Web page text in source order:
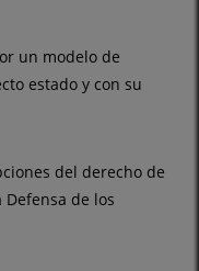
un modelo de
estado y con su
del derecho de
de los